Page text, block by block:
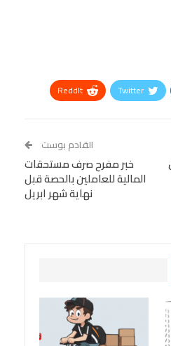
Twitter
ReddIt
VK
BlackBerry
Viber
القادم بوست
خبر مفرح صرف مستحقات
المالية للعاملين بالحصة قبل
نهاية شهر ابريل